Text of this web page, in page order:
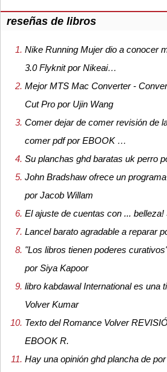
reseñas de libros
Nike Running Mujer dio a conocer
3.0 Flyknit por Nikeai…
Mejor MTS Mac Converter -
Cut Pro por Ujin Wang
Comer dejar de comer revisión de
comer pdf por EBOOK …
Su planchas ghd baratas uk perro
John Bradshaw ofrece un
por Jacob Willam
El ajuste de cuentas con ... belleza!
Lancel barato agradable a reparar
"Los libros tienen poderes
por Siya Kapoor
libro kabdawal International es una
Volver Kumar
Texto del Romance Volver
EBOOK R.
Hay una opinión ghd plancha de